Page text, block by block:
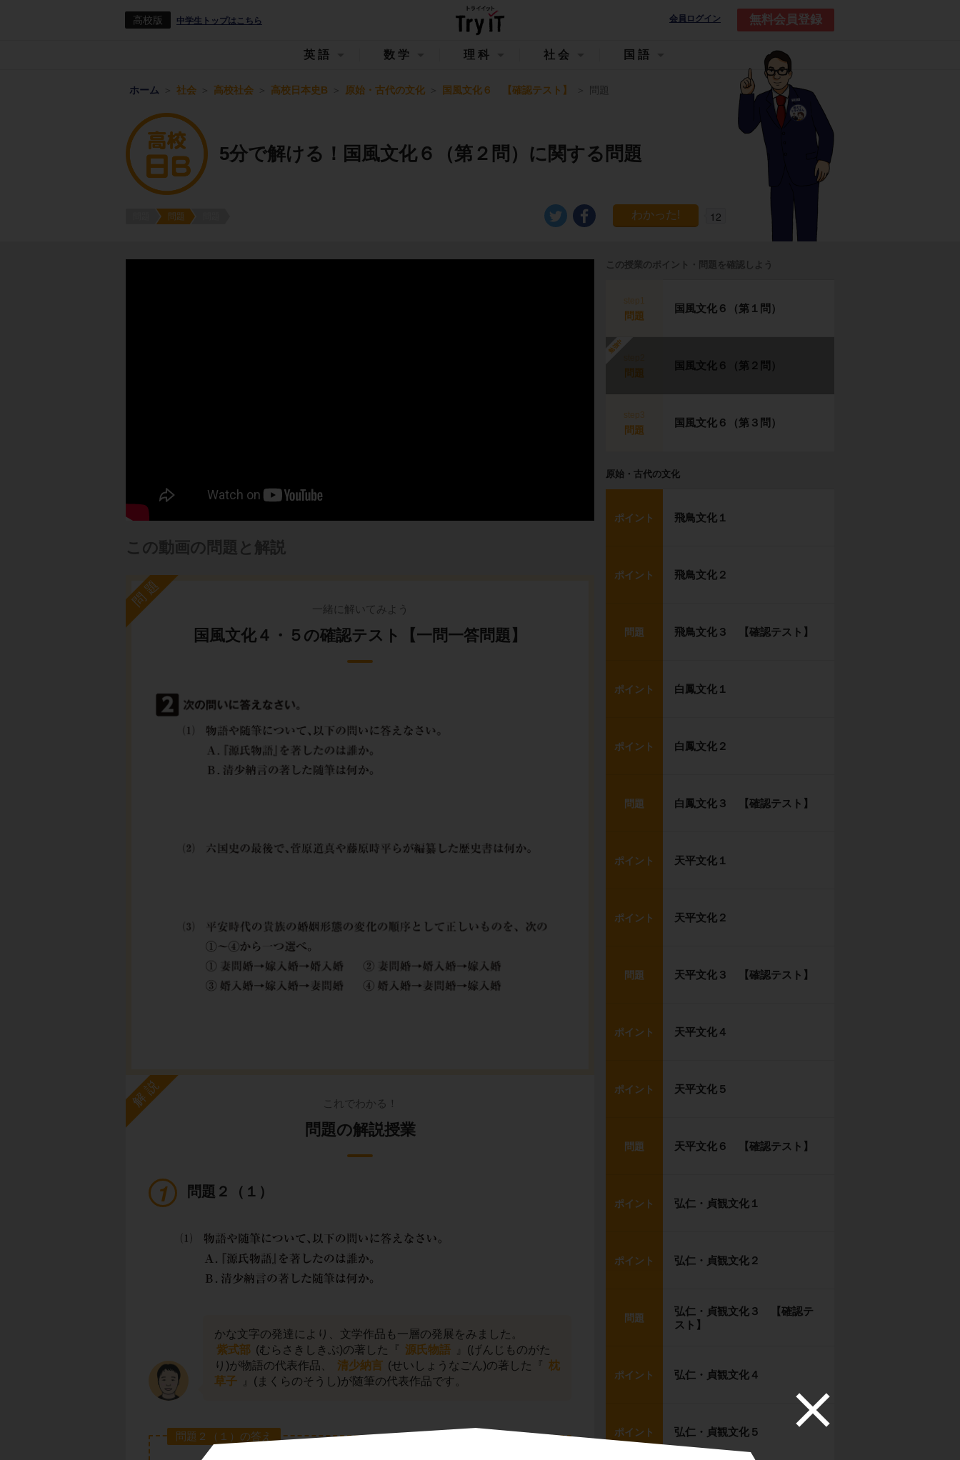
高校版 中学生トップはこちら 会員ログイン 無料会員登録
英語 数学 理科 社会 国語
ホーム 社会 高校社会 高校日本史B 原始・古代の文化 国風文化６ 【確認テスト】 問題
5分で解ける！国風文化６（第２問）に関する問題
問題 12
この動画の問題と解説
問題 一緒に解いてみよう
国風文化４・５の確認テスト【一問一答問題】
解説 これでわかる！
問題の解説授業
問題２（１）
かな文字の発達により、文学作品も一層の発展をみました。
紫式部 (むらさきしきぶ)の著した『 源氏物語
』(げんじものがた
り)が物語の代表作品、
清少納言 (せいしょうなごん)の著した『 枕
草子
』(まくらのそうし)が随筆の代表作品です。
問題２（１）の答え
この授業のポイント・問題を確認しよう
step1
問題
国風文化６（第１問）
勉強中
問題
国風文化６（第２問）
step3
問題
国風文化６（第３問）
原始・古代の文化
ポイント 飛鳥文化１
ポイント 飛鳥文化２
問題 飛鳥文化３ 【確認テスト】
ポイント 白鳳文化１
ポイント 白鳳文化２
問題 白鳳文化３ 【確認テスト】
ポイント 天平文化１
ポイント 天平文化２
問題 天平文化３ 【確認テスト】
ポイント 天平文化４
ポイント 天平文化５
問題 天平文化６ 【確認テスト】
ポイント 弘仁・貞観文化１
ポイント 弘仁・貞観文化２
問題
弘仁・貞観文化３ 【確認テ
スト】
ポイント 弘仁・貞観文化４
ポイント 弘仁・貞観文化５